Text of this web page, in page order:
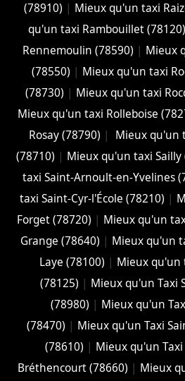
(78910) | Mieux qu'un taxi
qu'un taxi Rambouillet (78120)
Rennemoulin (78590) | Mieux
(78550) | Mieux qu'un taxi
(78730) | Mieux qu'un taxi
Mieux qu'un taxi Rolleboise
Rosay (78790) |
Mieux qu'un
(78710) | Mieux qu'un taxi Sailly
taxi Saint-Arnoult-en-Yvelines
taxi Saint-Cyr-l'École (78210) |
Forget (78720) | Mieux qu'un
Grange (78640) | Mieux qu'un
Laye (78100) | Mieux qu'un
(78125) | Mieux qu'un Taxi
(78980) | Mieux qu'un
(78470) | Mieux qu'un Taxi
(78610) | Mieux qu'un
Bréthencourt (78660) | Mieux